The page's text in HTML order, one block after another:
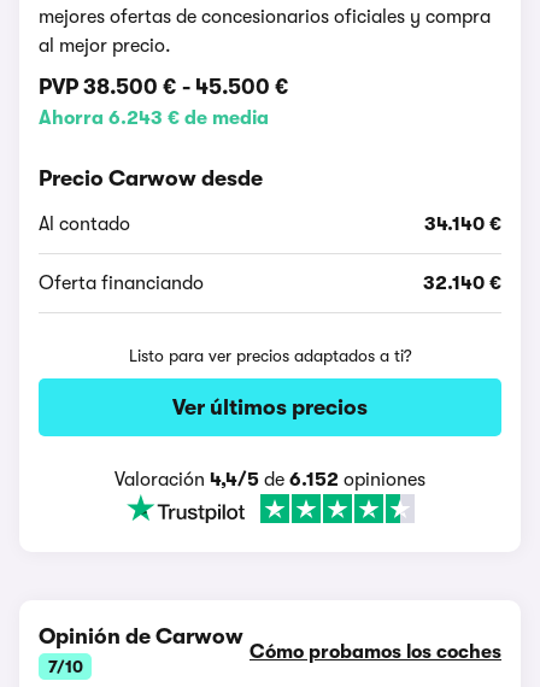
mejores ofertas de concesionarios oficiales y compra
al mejor precio.
PVP 38.500 € - 45.500 €
Ahorra 6.243 € de media
Precio Carwow desde
Al contado 34.140 €
Oferta financiando 32.140 €
Listo para ver precios adaptados a ti?
Ver últimos precios
Valoración 4,4/5 de 6.152 opiniones
Opinión de Carwow
7/10
Cómo probamos los coches